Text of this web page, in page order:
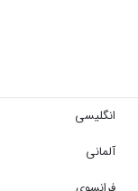
انگلیسی
آلمانی